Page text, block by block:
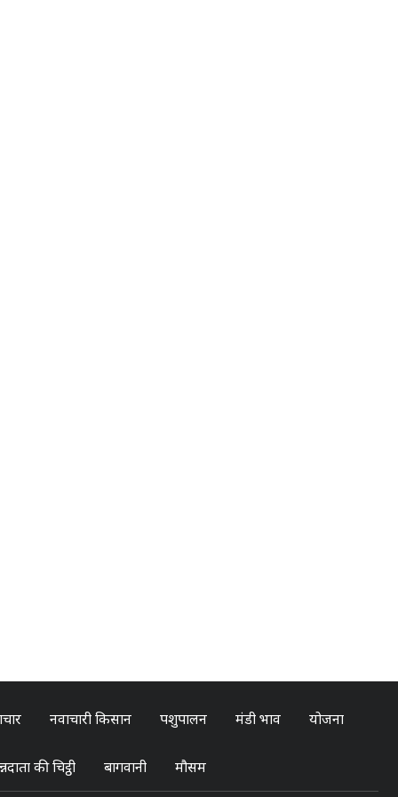
नवाचारी किसान पशुपालन मंडी भाव योजना
की चिट्ठी बागवानी मौसम